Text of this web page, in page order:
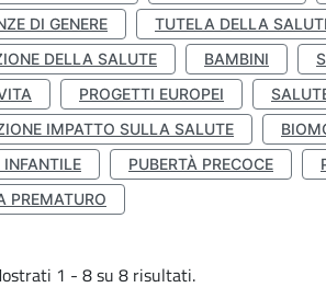
DI GENERE
TUTELA DELLA
DELLA SALUTE
BAMBINI
PROGETTI EUROPEI
IMPATTO SULLA SALUTE
INFANTILE
PUBERTÀ PRECOCE
PREMATURO
1 - 8 su 8 risultati.